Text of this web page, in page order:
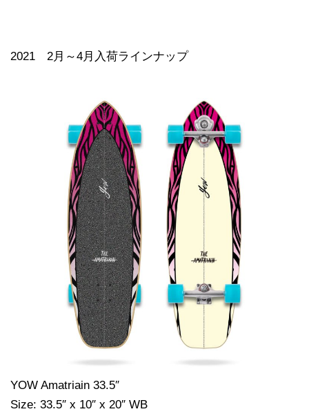
2021 2月～4月入荷ラインナップ
YOW Amatriain 33.5″
Size: 33.5″ x 10″ x 20″ WB